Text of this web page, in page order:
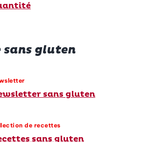
sans gluten
sans gluten
de recettes
sans gluten